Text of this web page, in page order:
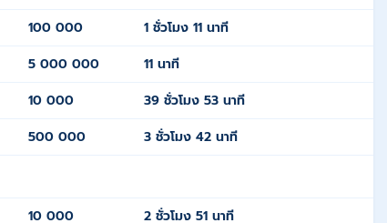
100 000
1 ชั่วโมง 11 นาที
5 000 000
11 นาที
10 000
39 ชั่วโมง 53 นาที
500 000 3 ชั่วโมง 42 นาที
10 000
2 ชั่วโมง 51 นาที